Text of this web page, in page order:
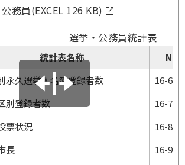
務員(EXCEL 126 KB)
選挙・公務員統計表
統計表名称
No
永久選挙人名簿登録者数
16-6
別登録者数
16-7
票状況
16-8
長 16-9